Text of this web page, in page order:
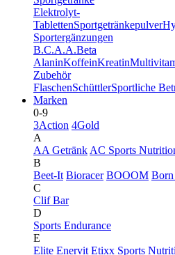
Elektrolyt-
TablettenSportgetränkepulver
Sportergänzungen
B.C.A.A.Beta
AlaninKoffeinKreatin
Zubehör
FlaschenSchüttlerSportliche
Marken
0-9
3Action 4Gold
A
AA Getränk AC Sports
B
Beet-It Bioracer BOOOM
C
Clif Bar
D
Sports Endurance
E
Elite Enervit Etixx Sports